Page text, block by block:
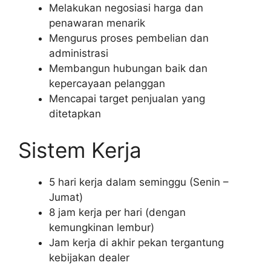
Melakukan negosiasi harga dan
penawaran menarik
Mengurus proses pembelian dan
administrasi
Membangun hubungan baik dan
kepercayaan pelanggan
Mencapai target penjualan yang
ditetapkan
Sistem Kerja
5 hari kerja dalam seminggu (Senin –
Jumat)
8 jam kerja per hari (dengan
kemungkinan lembur)
Jam kerja di akhir pekan tergantung
kebijakan dealer